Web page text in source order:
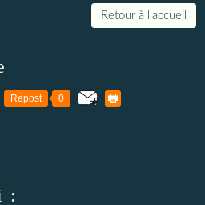
Retour à l'accueil
Repost 0
: